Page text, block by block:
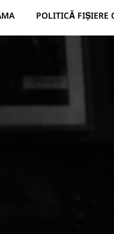
POLITICĂ FIȘIERE